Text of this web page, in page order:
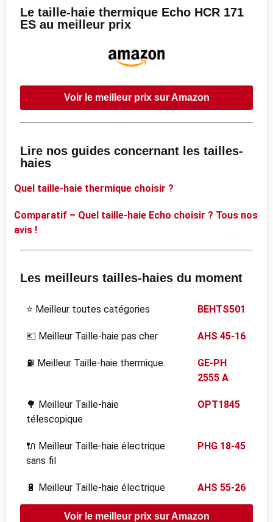
Le taille-haie thermique Echo HCR 171
ES au meilleur prix
Voir le meilleur prix sur Amazon
Lire nos guides concernant les tailles-
haies
Quel taille-haie thermique choisir ?
Comparatif – Quel taille-haie Echo choisir ? Tous nos
avis !
Les meilleurs tailles-haies du moment
⭐ Meilleur toutes catégories BEHTS501
💶 Meilleur Taille-haie pas cher AHS 45-16
⛽ Meilleur Taille-haie thermique
GE-PH
2555 A
🌳 Meilleur Taille-haie
télescopique
OPT1845
🔌 Meilleur Taille-haie électrique
sans fil
PHG 18-45
🔋 Meilleur Taille-haie électrique AHS 55-26
Voir le meilleur prix sur Amazon